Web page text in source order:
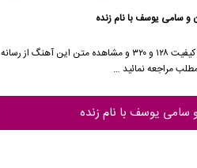
و سامی یوسف با نام زنده
و سامی یوسف با کیفیت ۱۲۸ و ۳۲۰ و مشاهده متن این آهنگ از رسانه
مراجعه نمائید …
یوسف با نام زنده